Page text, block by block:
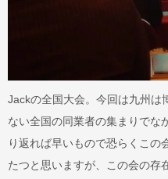
Jackの全国大会。今回は九州は
ない全国の同業者の集まりでな
り返れば早いもので恐らくこの
たつと思いますが、この会の存